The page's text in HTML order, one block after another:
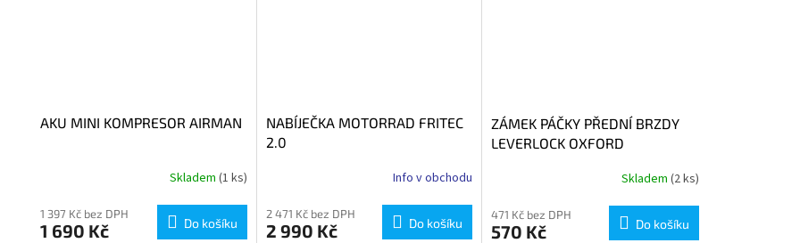
AKU MINI KOMPRESOR AIRMAN
Skladem (1 ks)
1 397 Kč bez DPH
1 690 Kč Do košíku
NABÍJEČKA MOTORRAD FRITEC
2.0
Info v obchodu
2 471 Kč bez DPH
2 990 Kč Do košíku
ZÁMEK PÁČKY PŘEDNÍ BRZDY
LEVERLOCK OXFORD
Skladem (2 ks)
471 Kč bez DPH
570 Kč Do košíku